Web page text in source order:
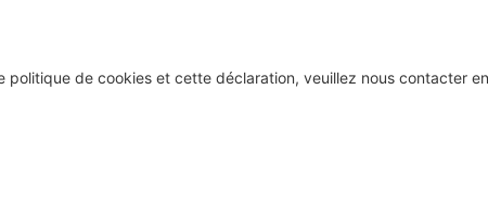
politique de cookies et cette déclaration, veuillez nous contacter en